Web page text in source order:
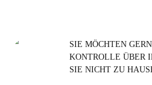
SIE MÖCHTEN
KONTROLLE ÜBER